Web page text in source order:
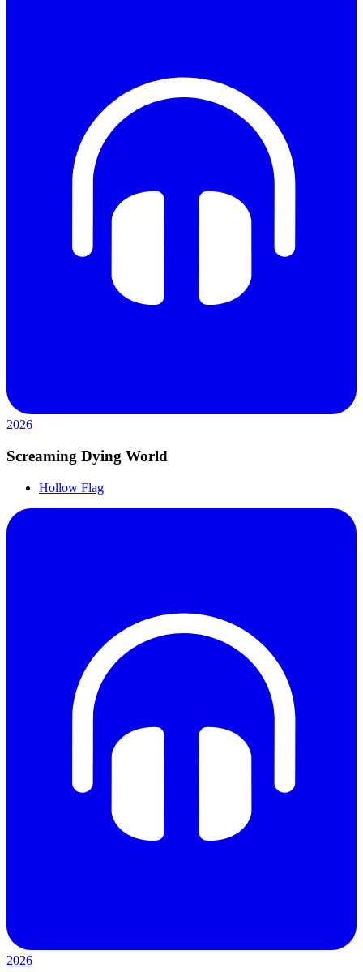
2026
Screaming Dying World
Hollow Flag
2026